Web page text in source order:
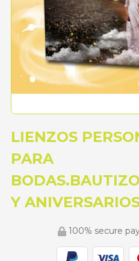
LIENZOS
PARA
Y
100% secure